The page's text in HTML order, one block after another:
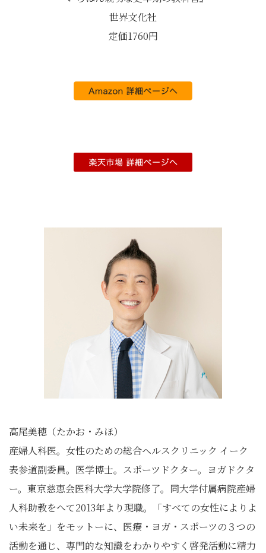
世界文化社
定価1760円
高尾美穂（たかお・みほ）
産婦人科医。女性のための総合ヘルスクリニック イーク
表参道副委員。医学博士。スポーツドクター。ヨガドクタ
ー。東京慈恵会医科大学大学院修了。同大学付属病院産婦
人科助教をへて2013年より現職。「すべての女性によりよ
い未来を」をモットーに、医療・ヨガ・スポーツの３つの
活動を通じ、専門的な知識をわかりやすく啓発活動に精力